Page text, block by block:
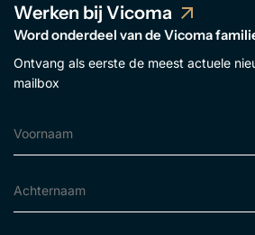
Werken bij Vicoma
Word onderdeel van de Vicoma
Ontvang als eerste de meest actuele
mailbox